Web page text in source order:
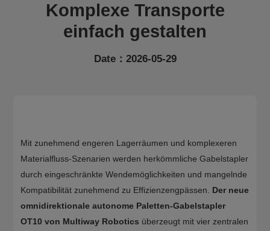
Service & Unterstützung
EN
Komplexe Transporte
einfach gestalten
Date：2026-05-29
Mit zunehmend engeren Lagerräumen und komplexeren
Materialfluss-Szenarien werden herkömmliche Gabelstapler
durch eingeschränkte Wendemöglichkeiten und mangelnde
Kompatibilität zunehmend zu Effizienzengpässen. Der neue
omnidirektionale autonome Paletten-Gabelstapler
OT10 von Multiway Robotics überzeugt mit vier zentralen